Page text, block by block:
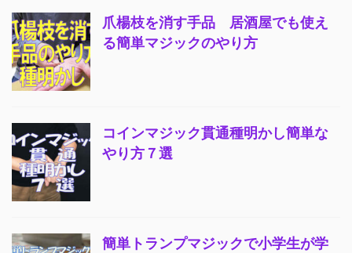
爪楊枝を消す手品 居酒屋でも使え
る簡単マジックのやり方
コインマジック貫通種明かし簡単な
やり方７選
簡単トランプマジックで小学生が学